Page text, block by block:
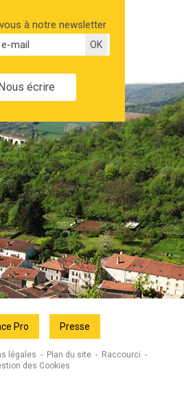
à notre newsletter
écrire
Pro Presse
légales Plan du site
Raccourci
des Cookies